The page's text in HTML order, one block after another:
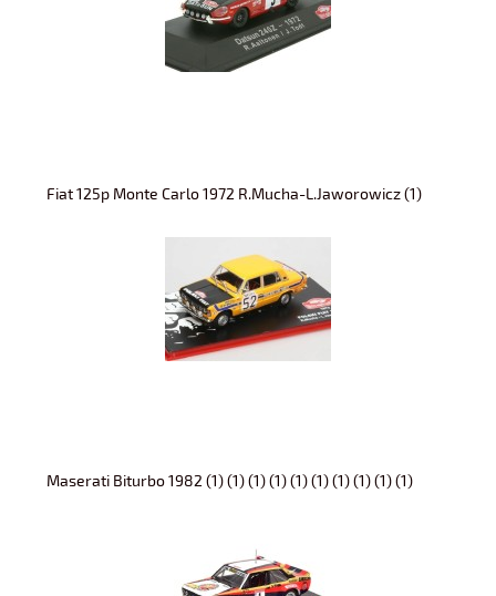
Fiat 125p Monte Carlo 1972 R.Mucha-L.Jaworowicz (1)
Maserati Biturbo 1982 (1) (1) (1) (1) (1) (1) (1) (1) (1) (1)